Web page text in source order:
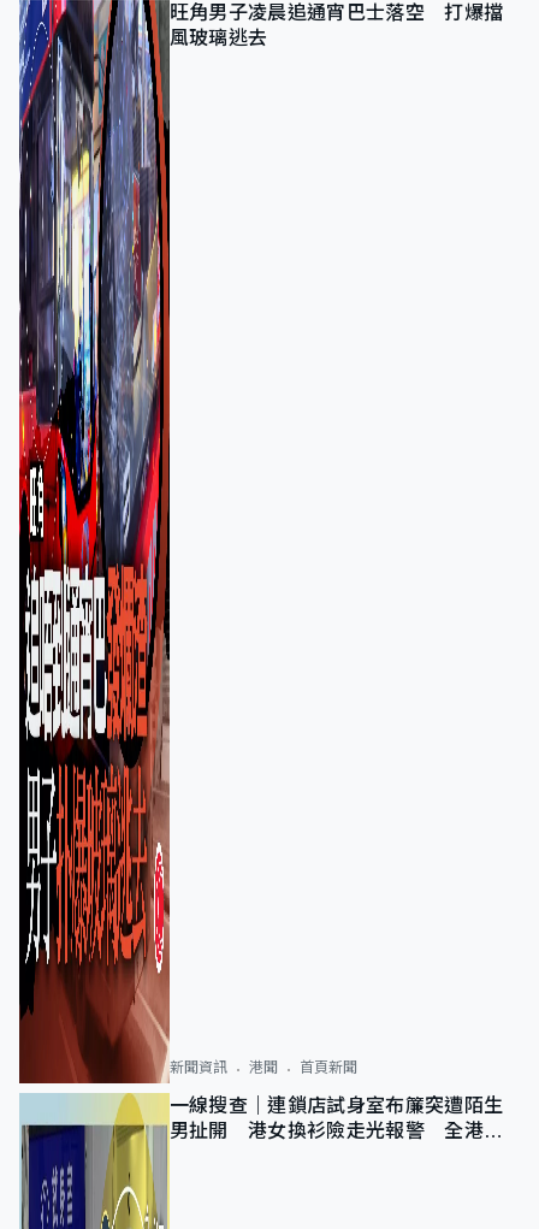
旺角男子凌晨追通宵巴士落空 打爆擋
風玻璃逃去
新聞資訊 港聞 首頁新聞
一線搜查｜連鎖店試身室布簾突遭陌生
男扯開 港女換衫險走光報警 全港分